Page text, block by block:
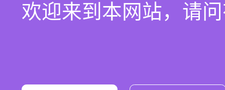
欢迎来到本网站，请